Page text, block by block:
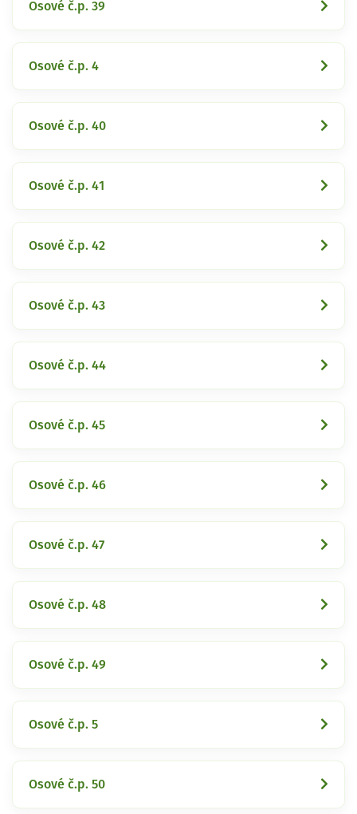
Osové č.p. 39
Osové č.p. 4
Osové č.p. 40
Osové č.p. 41
Osové č.p. 42
Osové č.p. 43
Osové č.p. 44
Osové č.p. 45
Osové č.p. 46
Osové č.p. 47
Osové č.p. 48
Osové č.p. 49
Osové č.p. 5
Osové č.p. 50